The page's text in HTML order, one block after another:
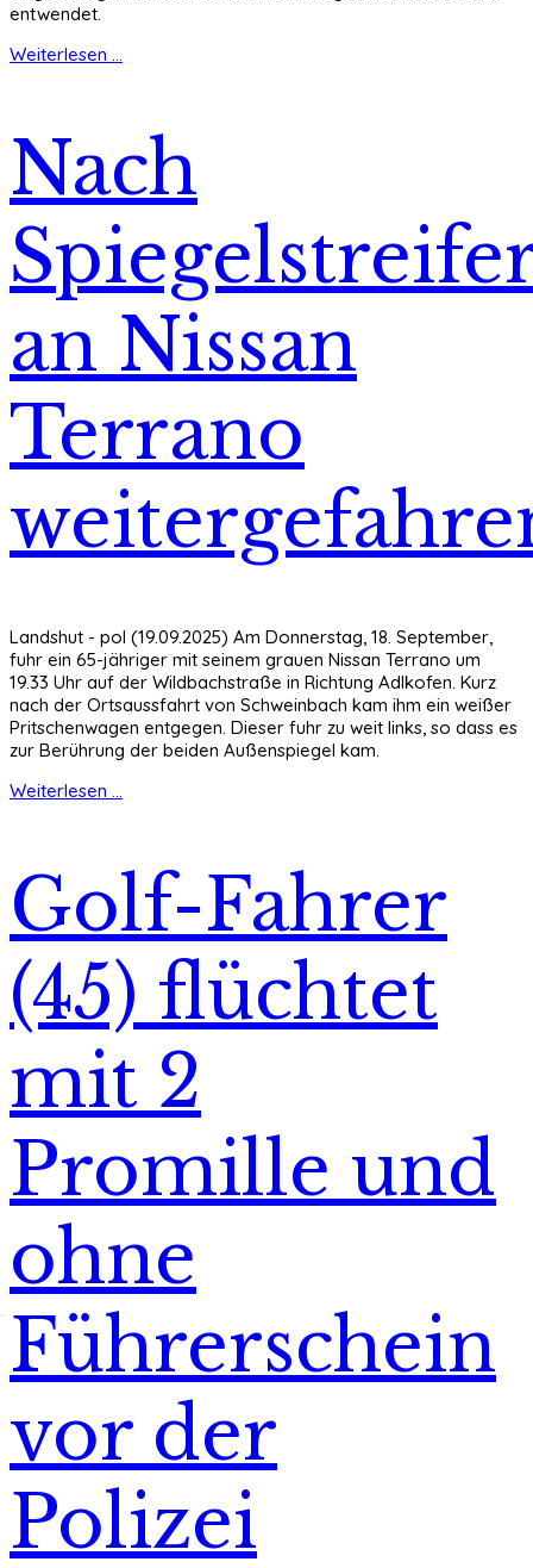
entwendet.
Weiterlesen ...
Nach
an Nissan
Terrano
Landshut - pol (19.09.2025) Am Donnerstag, 18. September,
fuhr ein 65-jähriger mit seinem grauen Nissan Terrano um
19.33 Uhr auf der Wildbachstraße in Richtung Adlkofen. Kurz
nach der Ortsaussfahrt von Schweinbach kam ihm ein weißer
Pritschenwagen entgegen. Dieser fuhr zu weit links, so dass es
zur Berührung der beiden Außenspiegel kam.
Weiterlesen ...
Golf-Fahrer
(45) flüchtet
mit 2
Promille und
ohne
Führerschein
vor der
Polizei